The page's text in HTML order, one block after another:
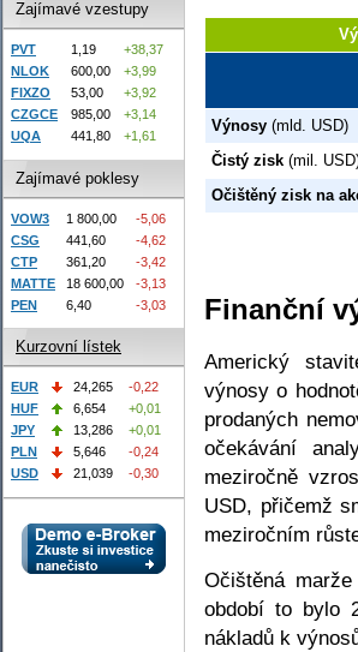
Výnosy (mld. USD)
Čistý zisk (mil.
Očištěný zisk na
Finanční
Americký
výnosy o
prodaných
očekávání
meziročně
USD, přičemž
meziročním
Očištěná
období to bylo
nákladů k
Zajímavé vzestupy
PVT 1,19
+38,37
NLOK
600,00
+3,99
FIXZO
53,00
+3,92
CZGCE
985,00
+3,14
UQA
441,80 +1,61
Zajímavé poklesy
VOW3 1 800,00
-5,06
CSG
441,60
-4,62
CTP
361,20
-3,42
MATTE
18 600,00
-3,13
PEN
6,40 -3,03
Kurzovní lístek
EUR 24,265
-0,22
HUF
6,654
+0,01
JPY
13,286
+0,01
PLN
5,646
-0,24
USD
21,039 -0,30